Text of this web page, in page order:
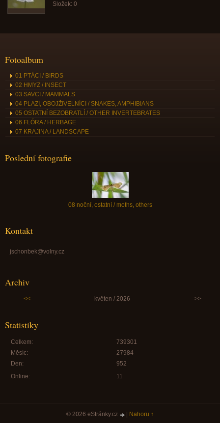
Složek: 0
Fotoalbum
01 PTÁCI / BIRDS
02 HMYZ / INSECT
03 SAVCI / MAMMALS
04 PLAZI, OBOJŽIVELNÍCI / SNAKES, AMPHIBIANS
05 OSTATNÍ BEZOBRATLÍ / OTHER INVERTEBRATES
06 FLÓRA / HERBAGE
07 KRAJINA / LANDSCAPE
Poslední fotografie
08 noční, ostatní / moths, others
Kontakt
jschonbek@volny.cz
Archiv
<< květen / 2026 >>
Statistiky
Online: 11
Celkem:
739301
Měsíc:
27984
Den:
952
© 2026 eStránky.cz Nahoru ↑